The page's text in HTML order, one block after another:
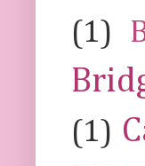
(1)
(1)